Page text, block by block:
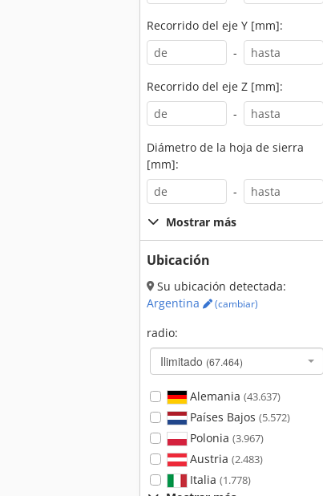
Recorrido del eje Y [mm]:
-
Recorrido del eje Z [mm]:
-
Diámetro de la hoja de sierra
[mm]:
-
Mostrar más
Ubicación
Su ubicación detectada:
Argentina
(cambiar)
radio:
Ilimitado (67.464)
Alemania (43.637)
Países Bajos (5.572)
Polonia (3.967)
Austria (2.483)
Italia (1.778)
Soporte De Sujecion